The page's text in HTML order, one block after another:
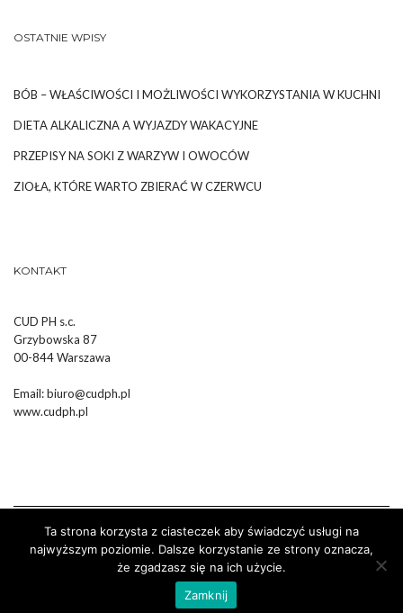
OSTATNIE WPISY
BÓB – WŁAŚCIWOŚCI I MOŻLIWOŚCI WYKORZYSTANIA W KUCHNI
DIETA ALKALICZNA A WYJAZDY WAKACYJNE
PRZEPISY NA SOKI Z WARZYW I OWOCÓW
ZIOŁA, KTÓRE WARTO ZBIERAĆ W CZERWCU
KONTAKT
CUD PH s.c.
Grzybowska 87
00-844 Warszawa
Email:biuro@cudph.pl
www.cudph.pl
Wykonanie :Strony Internetowe Białystok Dr Pixel
Ta strona korzysta z ciasteczek aby świadczyć usługi na
najwyższym poziomie. Dalsze korzystanie ze strony oznacza,
że zgadzasz się na ich użycie.
Zamknij